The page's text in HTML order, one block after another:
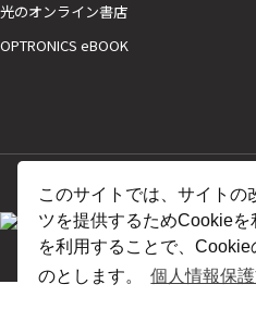
このサイトでは、サイトの
ツを提供するためCookieを
を利用することで、
のとします。
個人情報保
光のオンライン書店
OPTRONICS eBOOK